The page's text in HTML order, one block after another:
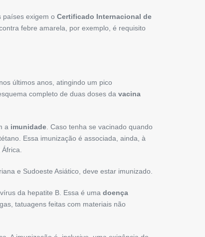
países exigem o Certificado Internacional de
febre amarela, por exemplo, é requisito
últimos anos, atingindo um pico
completo de duas doses da vacina
a imunidade. Caso tenha se vacinado quando
Essa imunização é associada, ainda, à
e Sudoeste Asiático, deve estar imunizado.
da hepatite B. Essa é uma doença
tatuagens feitas com materiais não